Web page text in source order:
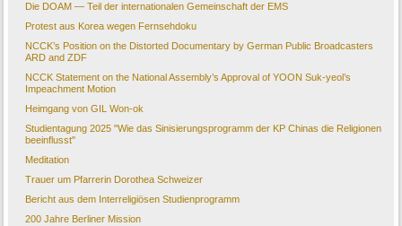
Die DOAM — Teil der internationalen Gemeinschaft der EMS
Protest aus Korea wegen Fernsehdoku
NCCK’s Position on the Distorted Documentary by German Public Broadcasters
ARD and ZDF
NCCK Statement on the National Assembly’s Approval of YOON Suk-yeol’s
Impeachment Motion
Heimgang von GIL Won-ok
Studientagung 2025 "Wie das Sinisierungsprogramm der KP Chinas die Religionen
beeinflusst"
Meditation
Trauer um Pfarrerin Dorothea Schweizer
Bericht aus dem Interreligiösen Studienprogramm
200 Jahre Berliner Mission